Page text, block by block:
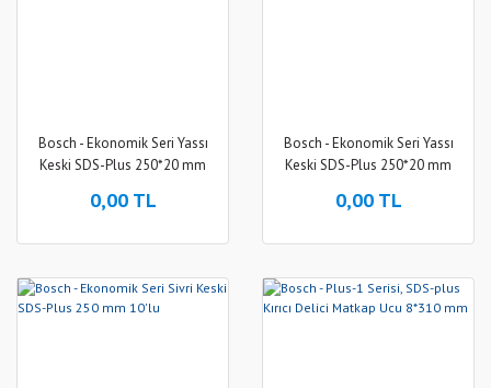
Bosch - Ekonomik Seri Yassı
Keski SDS-Plus 250*20 mm
0,00 TL
Bosch - Ekonomik Seri Yassı
Keski SDS-Plus 250*20 mm
0,00 TL